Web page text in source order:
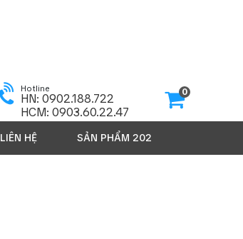
Hotline
HN: 0902.188.722
HCM: 0903.60.22.47
0
LIÊN HỆSẢN PHẨM 2026